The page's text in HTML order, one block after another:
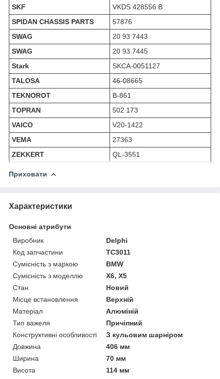
SKF
VKDS 428556 B
SPIDAN CHASSIS PARTS
57876
SWAG
20 93 7443
SWAG
20 93 7445
Stark
SKCA-0051127
TALOSA
46-08665
TEKNOROT
B-861
TOPRAN
502 173
VAICO
V20-1422
VEMA
27363
ZEKKERT
QL-3551
Приховати
Характеристики
Основні атрибути
Виробник
Delphi
Код запчастини
TC3011
Сумісність з маркою
BMW
Сумісність з моделлю
X6, X5
Стан
Новий
Місце встановлення
Верхній
Матеріал
Алюміній
Тип важеля
Причіпний
Конструктивні особливості
З кульовим шарніром
Довжина
406 мм
Ширина
70 мм
Висота
114 мм